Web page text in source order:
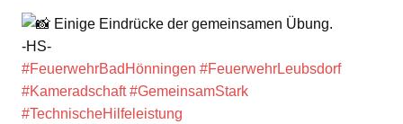
Einige Eindrücke der gemeinsamen Übung.
-HS-
#FeuerwehrBadHönningen #FeuerwehrLeubsdorf
#Kameradschaft #GemeinsamStark
#TechnischeHilfeleistung